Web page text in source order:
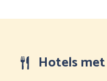
Hotels